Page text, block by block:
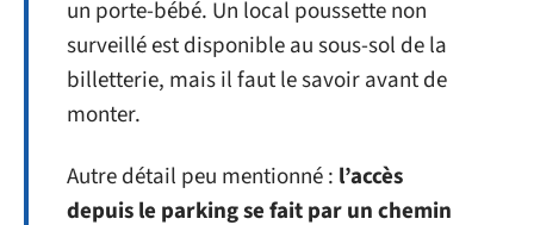
un porte-bébé. Un local poussette non
surveillé est disponible au sous-sol de la
billetterie, mais il faut le savoir avant de
monter.
Autre détail peu mentionné : l’accès
depuis le parking se fait par un chemin